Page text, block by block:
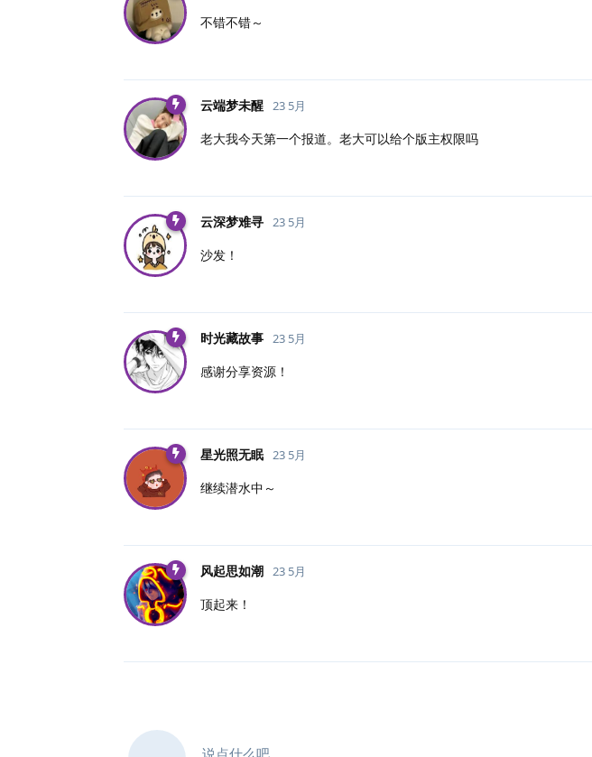
不错不错～
云端梦未醒 23 5月
老大我今天第一个报道。老大可以给个版主权限吗
云深梦难寻 23 5月
沙发！
时光藏故事 23 5月
感谢分享资源！
星光照无眠 23 5月
继续潜水中～
风起思如潮 23 5月
顶起来！
说点什么吧...